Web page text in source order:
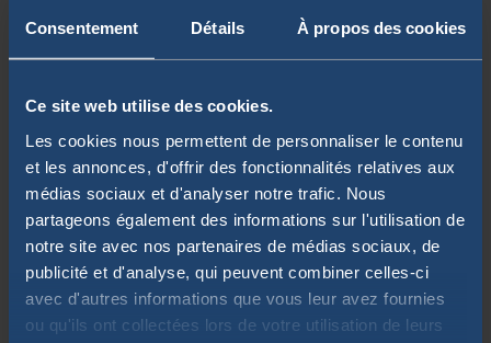
Consentement Détails À propos des cookies
Ce site web utilise des cookies.
Les cookies nous permettent de personnaliser le contenu
et les annonces, d'offrir des fonctionnalités relatives aux
médias sociaux et d'analyser notre trafic. Nous
partageons également des informations sur l'utilisation de
notre site avec nos partenaires de médias sociaux, de
publicité et d'analyse, qui peuvent combiner celles-ci
avec d'autres informations que vous leur avez fournies
ou qu'ils ont collectées lors de votre utilisation de leurs
Metodo di replica : Fisica
Politica di distribuzione : Distribuzione (semestrale)
Costi di gestione annui (TER) : 0,18%
Data di lancio : ottobre 2019